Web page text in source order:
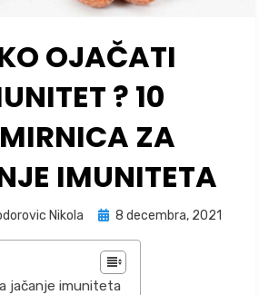
OJAČATI
? 10
ZA
IMUNITETA
Nikola
Posted
8 decembra, 2021
jačanje imuniteta